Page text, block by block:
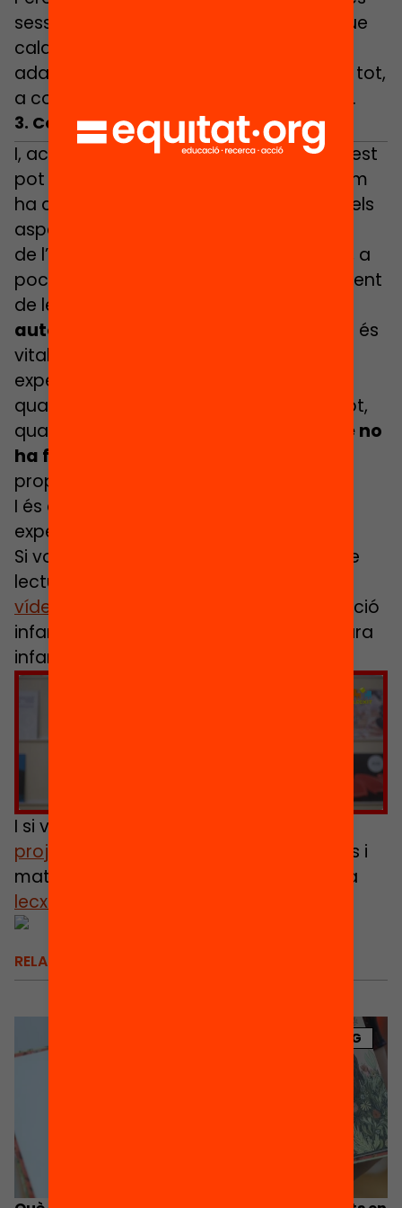
sessions, és molt important tenir clar que
caldrà ser
adaptar-nos al
i, fins i tot,
a com estigui i es mostri un dia concret.
3. Comiat
I, acabem la sessió amb el comiat! Aquest
pot ser un bon moment per
com
ha anat tot plegat. Procurem incidir en els
aspectes
de l’infant –que s’adoni dels canvis que, a
poc a poc, va assolint i que sigui conscient
de les seves millores!–. Gaudir d’una
autoimatge positiva
com a lectors/es és
vital per sentir la lectura com una
experiència que val la pena viure, per la
qual val la pena esforçar-se! Malgrat tot,
quan calgui, fem visible també
allò que no
ha funcionat durant la sessió
proposem-nos el repte de canviar-ho.
I és que el LECXIT s’ha de viure com una
experiència emocionant!
Si voleu saber més sobre les sessions de
lectura del LECXIT, no us perdeu
vídeo
del Marc Alabart, mestre d’educació
infantil i primària especialista en literatura
infantil i juvenil.
I si vols saber-ne més,
projecte
hi trobaràs molts més recursos i
materials. També pots contactar-nos a
lecxit@fbofill.cat
RELACIONATS
BLOG